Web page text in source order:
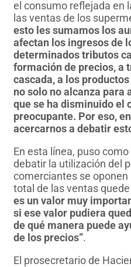
el consumo reflejada en
las ventas de los
esto les sumamos los
afectan los ingresos de
determinados tributos
formación de precios, a
cascada, a los
no solo no alcanza
que se ha disminuido el
preocupante. Por eso,
acercarnos a debatir
En esta línea, puso
debatir la utilización del
comerciantes se oponen
total de las ventas
es un valor muy
si ese valor pudiera
de qué manera puede
de los precios”.
El prosecretario de